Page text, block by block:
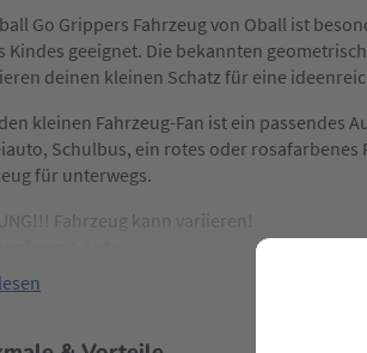
Go Grippers Fahrzeug von Oball ist
Kindes geeignet. Die bekannten
deinen kleinen Schatz für eine
kleinen Fahrzeug-Fan ist ein passendes
Schulbus, ein rotes oder
für unterwegs.
Fahrzeug kann variieren!